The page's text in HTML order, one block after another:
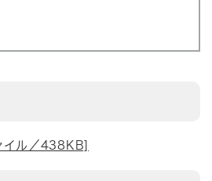
イル／438KB]